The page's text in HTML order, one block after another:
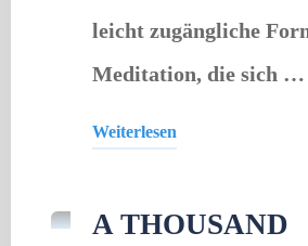
leicht zugängliche
Meditation, die sich …
Weiterlesen
Meditation"
A THOUSAND